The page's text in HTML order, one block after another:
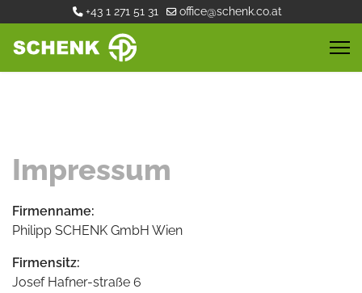
+43 1 271 51 31 office@schenk.co.at
Impressum
Firmenname:
Philipp SCHENK GmbH Wien
Firmensitz:
Josef Hafner-straße 6